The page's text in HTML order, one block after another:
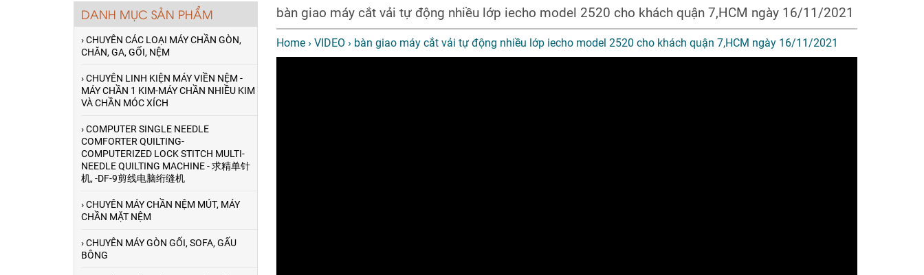
DANH MỤC SẢN PHẨM
› CHUYÊN CÁC LOẠI MÁY CHẦN GÒN,
CHĂN, GA, GỐI, NỆM
› CHUYÊN LINH KIỆN MÁY VIỀN NỆM -
MÁY CHẦN 1 KIM-MÁY CHẦN NHIỀU KIM
VÀ CHẦN MÓC XÍCH
› COMPUTER SINGLE NEEDLE
COMFORTER QUILTING-
COMPUTERIZED LOCK STITCH MULTI-
NEEDLE QUILTING MACHINE - 求精单针
机, -DF-9剪线电脑绗缝机
› CHUYÊN MÁY CHẦN NỆM MÚT, MÁY
CHẦN MẶT NỆM
› CHUYÊN MÁY GÒN GỐI, SOFA, GẤU
BÔNG
bàn giao máy cắt vải tự động nhiều lớp iecho model 2520 cho khách quận 7,HCM ngày 16/11/2021
Home› VIDEO › bàn giao máy cắt vải tự động nhiều lớp iecho model 2520 cho khách quận 7,HCM ngày 16/11/2021